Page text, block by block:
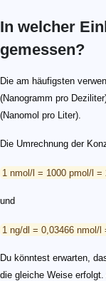
In welcher
gemessen?
Die am häufigsten
(Nanogramm pro
(Nanomol pro Liter).
Die Umrechnung der
1 nmol/l = 1000 pmol/l =
und
1 ng/dl = 0,03466 nmol/l
Du könntest erwarten,
die gleiche Weise